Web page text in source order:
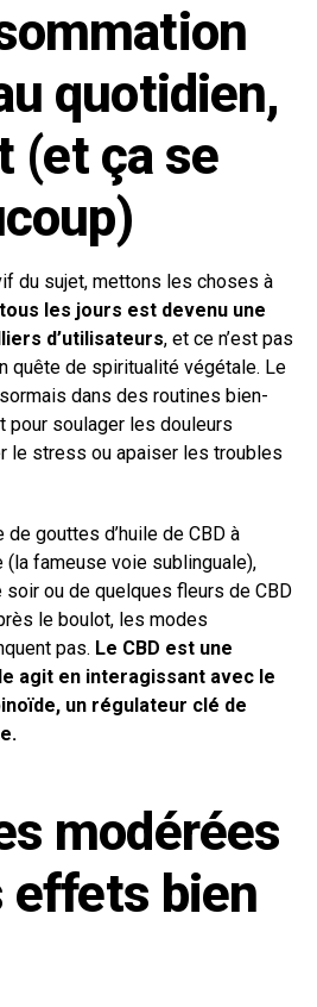
quotidien,
(et ça se
du sujet, mettons les choses à
les jours est devenu une
d’utilisateurs, et ce n’est pas
quête de spiritualité végétale. Le
dans des routines bien-
pour soulager les douleurs
le stress ou apaiser les troubles
gouttes d’huile de CBD à
fameuse voie sublinguale),
soir ou de quelques fleurs de CBD
le boulot, les modes
pas. Le CBD est une
agit en interagissant avec le
un régulateur clé de
modérées
effets bien